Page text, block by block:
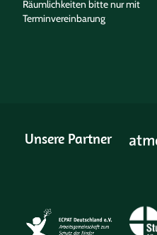
Räumlichkeiten bitte nur mit
Terminvereinbarung
Unsere Partner